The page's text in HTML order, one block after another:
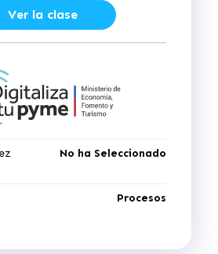
Ver la clase
No ha Seleccionado
Procesos